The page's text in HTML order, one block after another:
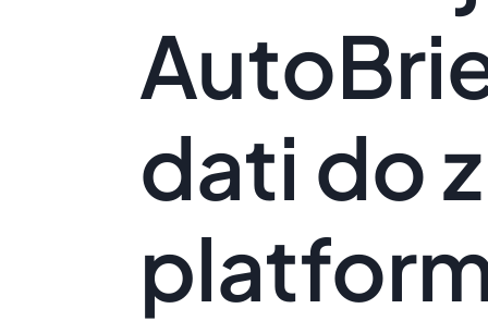
dati do